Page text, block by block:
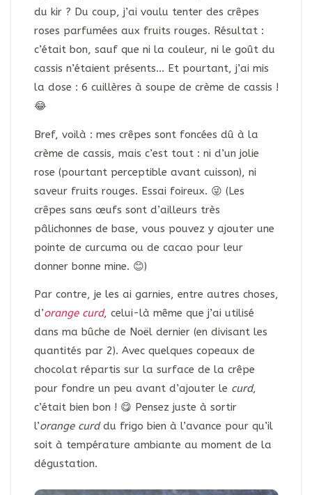
du kir ? Du coup, j’ai voulu tenter des crêpes
roses parfumées aux fruits rouges. Résultat :
c’était bon, sauf que ni la couleur, ni le goût du
cassis n’étaient présents… Et pourtant, j’ai mis
la dose : 6 cuillères à soupe de crème de cassis !
😂
Bref, voilà : mes crêpes sont foncées dû à la
crème de cassis, mais c’est tout : ni d’un jolie
rose (pourtant perceptible avant cuisson), ni
saveur fruits rouges. Essai foireux. 😜 (Les
crêpes sans œufs sont d’ailleurs très
pâlichonnes de base, vous pouvez y ajouter une
pointe de curcuma ou de cacao pour leur
donner bonne mine. 😊)
Par contre, je les ai garnies, entre autres choses,
d’orange curd, celui-là même que j’ai utilisé
dans ma bûche de Noël dernier (en divisant les
quantités par 2). Avec quelques copeaux de
chocolat répartis sur la surface de la crêpe
pour fondre un peu avant d’ajouter le curd,
c’était bien bon ! 😋 Pensez juste à sortir
l’orange curddu frigo bien à l’avance pour qu’il
soit à température ambiante au moment de la
dégustation.